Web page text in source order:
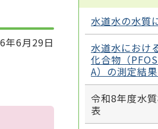
年6月29日
水道水の水質
水道水におけ
化合物（
A）の測定結
令和8年度水
表